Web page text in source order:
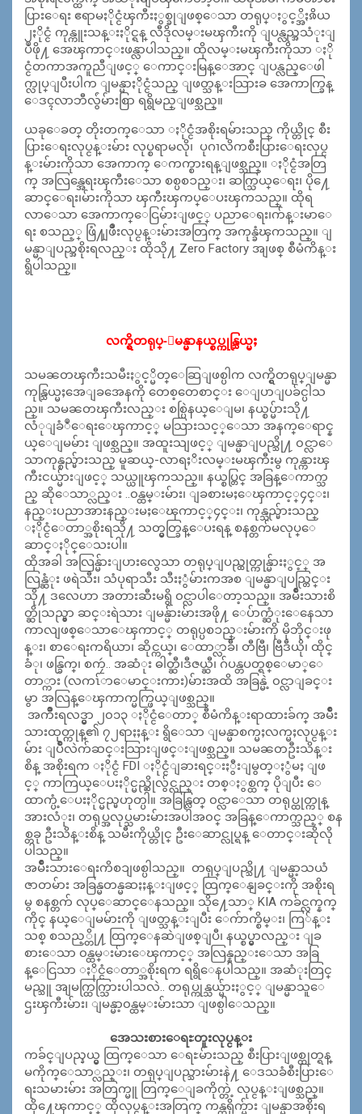
ပြားေရး ဧရာမႏိုင္ငံၾကီးႏွစ္ခုျဖစ္ေသာ တရုပ္ႏွင့္အိႏၷိယ
၂ႏိုင္ငံ ကုန္ကူးသန္းႏိုင္ရန္ လီဒိုလမ္းမၾကီးကို ျပန္လည္အသံုးျ
ပဳဖို႔ အေၾကာင္းဖန္လာပါသည္။ ထိုလမ္းမၾကီးကိုသာ ႏို
င္ငံတကာအကူညီျဖင့္ ေကာင္းမြန္ေအာင္ ျပန္လည္ေဖါ
က္လုပ္ျပီးပါက ျမန္မာႏိုင္ငံသည္ ျဖတ္သန္းသြားခ အေကာက္ခြန္
ေဒၚလာဘီလွ်ံမ်ားစြာ ရရွိမည္ျဖစ္သည္။
ယခုေခတ္ တိုးတက္ေသာ ႏိုင္ငံအစိုးရမ်ားသည္ ကိုယ္တိုင္ စီး
ပြားေရးလုပ္ငန္းမ်ား လုပ္စရာမလို၊ ပုဂၢလိကစီးပြားေရးလုပ္င
န္းမ်ားကိုသာ အေကာက္ ေကက္စားရန္ျဖစ္သည္။ ႏိုင္ငံအတြ
က္ အလြန္အေရးၾကီးေသာ စစ္ပစၥည္း၊ ဆက္သြယ္ေရး၊ ပို႔ေ
ဆာင္ေရး၊မ်ားကိုသာ ၾကီးၾကပ္ေပးၾကသည္။ ထိုရ
လာေသာ အေကာက္ေငြမ်ားျဖင့္ ပညာေရး၊က်န္းမာေ
ရး စသည့္ ဖြံ႔ျဖိဳးလုပ္ငန္းမ်ားအတြက္ အကုန္ခံၾကသည္။ ျ
မန္မာျပည္အစိုးရလည္း ထိုသို႔ Zero Factory အျဖစ္ စီမံကိန္း
ရွိပါသည္။
လက္ရွိတရုပ္-ျမန္မာနယ္စပ္ကုန္သြယ္မႈ
သမၼတၾကီးသမီးႏွင့္မိတ္ေဆြျဖစ္ပါ က လက္ရွိတရုပ္ျမန္မာ
ကုန္သြယ္မႈအေျခအေနကို တေစ့တေစာင္း ေျပာျပခ်င္ပါသ
ည္။ သမၼတၾကီးလည္း စစ္ပြဲနယ္ေျမ၊ နယ္စပ္မ်ားသို႔
လံုျခံဳေရးေၾကာင့္ မသြားသင့္ေသာ အနက္ေရာင္န
ယ္ေျမမ်ား ျဖစ္သည္။ အထူးသျဖင့္ ျမန္မာျပည္သို႔ ၀င္လာေ
သာကုန္စည္မ်ားသည္ မူဆယ္-လာရႈိးလမ္းမၾကီးမွ ကုန္ကားၾ
ကီးငယ္မ်ားျဖင့္ သယ္ယူၾကသည္။ နယ္စပ္တြင္ အခြန္ေကာက္သ
ည္ ဆိုေသာ္လည္း ..၀န္ထမ္းမ်ား၊ ျခစားမႈေၾကာင့္၄င္း၊
နည္းပညာအားနည္းမႈေၾကာင့္၄င္း၊ ကုန္သည္မ်ားသည္
ႏိုင္ငံေတာ္အစိုးရသို႔ သတ္မွတ္ခြန္ေပးရန္ စနစ္တက်မလုပ္ေ
ဆာင္ႏိုင္ေသးပါ။
ထိုအခါ အလြန္မ်ားျပားလွေသာ တရုပ္ျပည္ထုတ္ကုန္မ်ားႏွင့္ အ
လြန္ဆံုး ဖရဲသီး၊ သံပုရာသီး သီးႏွံမ်ားကအစ ျမန္မာျပည္တြင္း
သို႔ ဒလေဟာ အတားဆီးမရွိ ၀င္လာပါေတာ့သည္။ အမ်ိဳးသားစိ
တ္ဆိုသည္မွာ ဆင္းရဲသား ျမန္မ်ားမ်ားအဖို႔ ေပ်ာက္ဆံုးေနေသာ
ကာလျဖစ္ေသာေၾကာင့္ တရုပ္ပစၥည္းမ်ားကို မိုဘိုင္းဖု
န္း၊ စာေရးကရိယာ၊ ဆိုင္ကယ္၊ ေထာ္လာခ်ီ၊ တီဗြီ၊ ဗြီဒီယို၊ ထိုင္
ခံု၊ ဖန္ခြက္၊ စကၠဴ.. အဆံုး ဓါတ္ဆီ၊ဒီဇယ္ဆီ၊ ဂ်ပန္တပတ္ရစ္ေမာ္ေ
တာ္ကား (လကၤ်ာေမာင္းကား)မ်ားအထိ အခြန္မဲ့ ၀င္လာျခင္း
မွာ အလြန္ေၾကာက္မက္ဖြယ္ျဖစ္သည္။
အက်ိဳးရလဒ္မွာ ၂၀၁၃ ႏိုင္ငံေတာ္ စီမံကိန္းရာထားခ်က္ အမ်ိဳး
သားထုတ္ကုန္၏ ၇၂ရာႏႈန္း ရွိေသာ ျမန္မာစက္မႈလက္မႈလုပ္ငန္း
မ်ား ျပိဳလဲက်ဆင္းသြားျဖင္းျဖစ္သည္။ သမၼတဦးသိန္း
စိန္ အစိုးရက ႏိုင္ငံ FDI ႏိုင္ငံျခားရင္းႏွီးျမွတ္ႏွံမႈ ျဖ
င့္ ကာကြယ္ေပးႏိုင္မည္ဆိုလွ်င္လည္း တစ္ႏွစ္ထက္ ပိုျပီး ေ
ထာက္ပံ့ေပးႏိုင္မည္မဟုတ္ပါ။ အခြန္လြတ္ ၀င္လာေသာ တရုပ္ထုတ္ကုန္
အားလံုး၊ တရုပ္အလုပ္သမားမ်ားအပါအ၀င္ အခြန္ေကာက္သည့္ စန
စ္တခု ဦးသိန္းစိန္ သမီးကိုယ္တိုင္ ဦးေဆာင္လုပ္ရန္ ေတာင္းဆိုလို
ပါသည္။
အမ်ိဳးသားေရးကိစၥျဖစ္ပါသည္။ တရုပ္ျပည္သို႔ ျမန္မာ့သယံ
ဇာတမ်ား အခြန္မတန္မဆႏႈန္းျဖင့္ ထြက္ေနျခင္းကို အစိုးရ
မွ စနစ္တက် လုပ္ေဆာင္ေနသည္။ သို႔ေသာ္ KIA ကခ်င္လက္နက္
ကိုင္ နယ္ေျမမ်ားကို ျဖတ္သန္းျပီး ေက်ာက္စိမ္း၊ ကြ်န္း
သစ္ စသည့္တို႔ ထြက္ေနဆဲျဖစ္ျပီ၊ နယ္စပ္မွာလည္း ျခ
စားေသာ ၀န္ထမ္းမ်ားေၾကာင့္ အလြန္နည္းေသာ အခြ
န္ေငြသာ ႏိုင္ငံေတာ္အစိုးရက ရရွိေနပါသည္။ အဆံုးတြင္
မည္သူ အျမက္ထြက္သြားပါသလဲ.. တရုပ္ကုန္သယ္မ်ားႏွင့္ ျမန္မာသူေ
ဌးၾကီးမ်ား၊ ျမန္မာ့၀န္ထမ္းမ်ားသာ ျဖစ္ပါေသည္။
အေသးစားေရႊတူးလုပ္ငန္း
ကခ်င္ျပည္နယ္မွ ထြက္ေသာ ေရႊမ်ားသည္ စီးပြားျဖစ္ထုတ္ရန္
မကိုက္ေသာ္လည္း၊ တရုပ္ျပည္သားမ်ားနဲ႔ ေဒသခံစီးပြားေ
ရးသမားမ်ား အတြက္မူ တြက္ေျခကိုက္တဲ့ လုပ္ငန္းျဖစ္သည္။
ထို႔ေၾကာင့္ ထိုလုပ္ငန္းအတြက္ ကန္ထရိုက္မ်ား ျမန္မာအစိုးရ